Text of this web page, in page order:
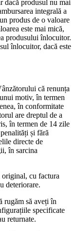
dacă produsul nu mai
integrală a
produs de o valoare
este mai mică,
produsului înlocuitor.
înlocuitor, dacă este
că renunța
motiv, în termen
în conformitate
are dreptul de a
în termen de 14 zile
și fără
directe de
în sarcina
original, cu factura
deteriorare.
rugăm să aveți în
specificate
returnate.